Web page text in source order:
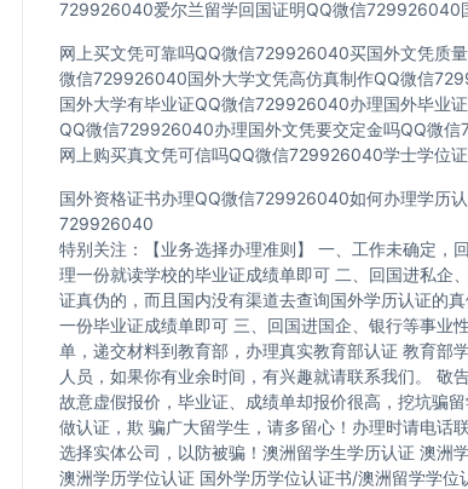
729926040爱尔兰留学回国证明QQ微信729926040
网上买文凭可靠吗QQ微信729926040买国外文凭质
微信729926040国外大学文凭高仿真制作QQ微信
国外大学有毕业证QQ微信729926040办理国外毕业
QQ微信729926040办理国外文凭要交定金吗QQ微
网上购买真文凭可信吗QQ微信729926040学士学位
国外资格证书办理QQ微信729926040如何办理学历
729926040
特别关注：【业务选择办理准则】 一、工作未确定，
理一份就读学校的毕业证成绩单即可 二、回国进私企
证真伪的，而且国内没有渠道去查询国外学历认证的
一份毕业证成绩单即可 三、回国进国企、银行等事业
单，递交材料到教育部，办理真实教育部认证 教育部
人员，如果你有业余时间，有兴趣就请联系我们。 敬
故意虚假报价，毕业证、成绩单却报价很高，挖坑骗
做认证，欺 骗广大留学生，请多留心！办理时请电话
选择实体公司，以防被骗！澳洲留学生学历认证 澳洲
澳洲学历学位认证 国外学历学位认证书/澳洲留学学